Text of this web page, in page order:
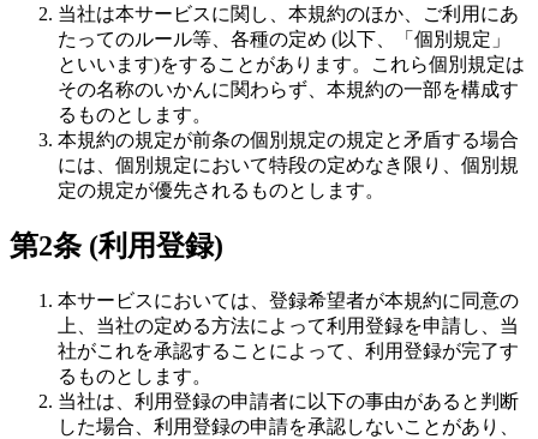
当社は本サービスに関し、本規約のほか、ご利用にあ
たってのルール等、各種の定め (以下、「個別規定」
といいます)をすることがあります。これら個別規定は
その名称のいかんに関わらず、本規約の一部を構成す
るものとします。
本規約の規定が前条の個別規定の規定と矛盾する場合
には、個別規定において特段の定めなき限り、個別規
定の規定が優先されるものとします。
第2条 (利用登録)
本サービスにおいては、登録希望者が本規約に同意の
上、当社の定める方法によって利用登録を申請し、当
社がこれを承認することによって、利用登録が完了す
るものとします。
当社は、利用登録の申請者に以下の事由があると判断
した場合、利用登録の申請を承認しないことがあり、